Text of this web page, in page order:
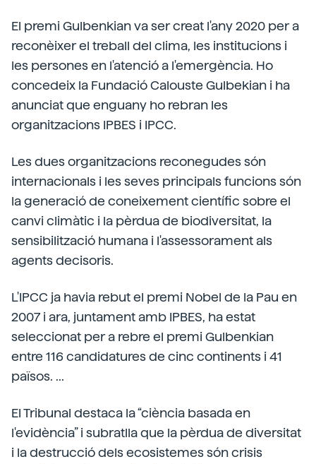
El premi Gulbenkian va ser creat l'any 2020 per a
reconèixer el treball del clima, les institucions i
les persones en l'atenció a l'emergència. Ho
concedeix la Fundació Calouste Gulbekian i ha
anunciat que enguany ho rebran les
organitzacions IPBES i IPCC.
Les dues organitzacions reconegudes són
internacionals i les seves principals funcions són
la generació de coneixement científic sobre el
canvi climàtic i la pèrdua de biodiversitat, la
sensibilització humana i l'assessorament als
agents decisoris.
L'IPCC ja havia rebut el premi Nobel de la Pau en
2007 i ara, juntament amb IPBES, ha estat
seleccionat per a rebre el premi Gulbenkian
entre 116 candidatures de cinc continents i 41
països. ...
El Tribunal destaca la “ciència basada en
l'evidència” i subratlla que la pèrdua de diversitat
i la destrucció dels ecosistemes són crisis